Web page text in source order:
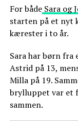
For bådeSara og
starten på et nyt
kærester i to år.
Sara har børn fra
Astrid på 13,
Milla på 19.
brylluppet var et
sammen.